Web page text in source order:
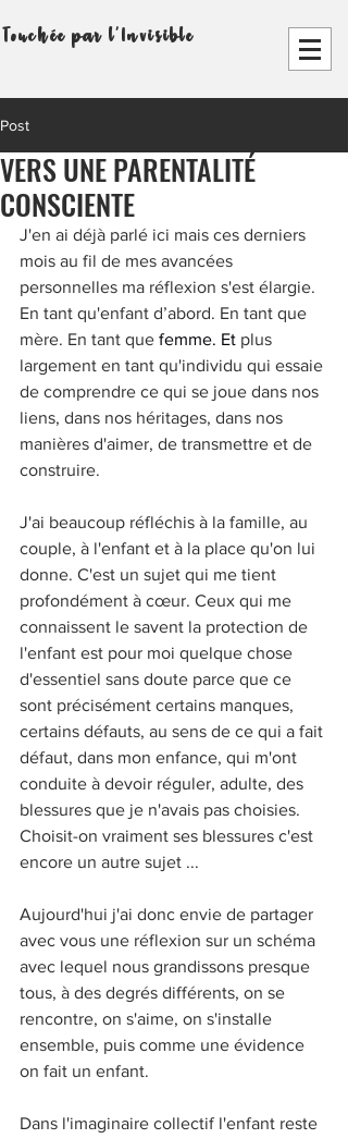
Touchée par l'Invisible
Post
VERS UNE PARENTALITÉ
CONSCIENTE
J'en ai déjà parlé ici mais ces derniers
mois au fil de mes avancées
personnelles ma réflexion s'est élargie.
En tant qu'enfant d’abord. En tant que
mère. En tant que femme. Et plus
largement en tant qu'individu qui essaie
de comprendre ce qui se joue dans nos
liens, dans nos héritages, dans nos
manières d'aimer, de transmettre et de
construire.
J'ai beaucoup réfléchis à la famille, au
couple, à l'enfant et à la place qu'on lui
donne. C'est un sujet qui me tient
profondément à cœur. Ceux qui me
connaissent le savent la protection de
l'enfant est pour moi quelque chose
d'essentiel sans doute parce que ce
sont précisément certains manques,
certains défauts, au sens de ce qui a fait
défaut, dans mon enfance, qui m'ont
conduite à devoir réguler, adulte, des
blessures que je n'avais pas choisies.
Choisit-on vraiment ses blessures c'est
encore un autre sujet ...
Aujourd'hui j'ai donc envie de partager
avec vous une réflexion sur un schéma
avec lequel nous grandissons presque
tous, à des degrés différents, on se
rencontre, on s'aime, on s'installe
ensemble, puis comme une évidence
on fait un enfant.
Dans l'imaginaire collectif l'enfant reste